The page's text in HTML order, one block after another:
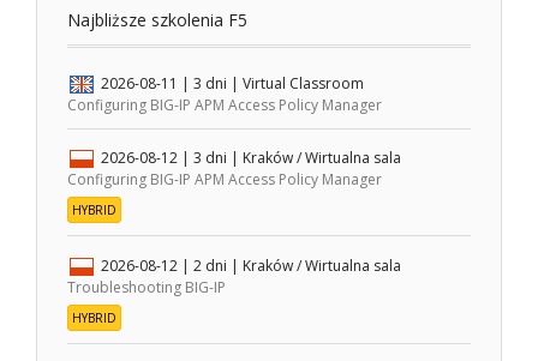
Najbliższe szkolenia F5
2026-08-11 | 3 dni | Virtual Classroom
Configuring BIG-IP APM Access Policy Manager
2026-08-12 | 3 dni | Kraków / Wirtualna sala
Configuring BIG-IP APM Access Policy Manager
HYBRID
2026-08-12 | 2 dni | Kraków / Wirtualna sala
Troubleshooting BIG-IP
HYBRID